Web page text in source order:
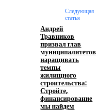
номер бурлеска
Следующая
статья
Андрей
Травников
призвал глав
муниципалитетов
наращивать
темпы
жилищного
строительства:
Стройте,
финансирование
мы найдем